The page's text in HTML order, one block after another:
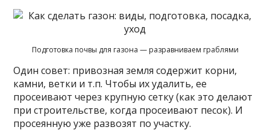
Подготовка почвы для газона — разравниваем граблями
Один совет: привозная земля содержит корни,
камни, ветки и т.п. Чтобы их удалить, ее
просеивают через крупную сетку (как это делают
при строительстве, когда просеивают песок). И
просеянную уже развозят по участку.